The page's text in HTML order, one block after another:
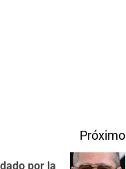
Próximo
por la